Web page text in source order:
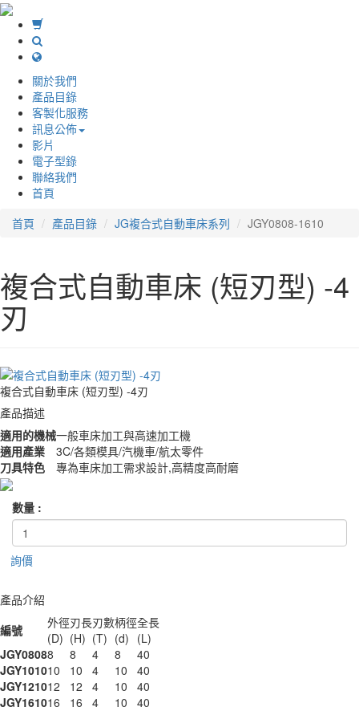
關於我們
產品目錄
客製化服務
訊息公佈
影片
電子型錄
聯絡我們
首頁
首頁
產品目錄 JG複合式自動車床系列 JGY0808-1610
複合式自動車床 (短刃型) -4
刃
複合式自動車床 (短刃型) -4刃
產品描述
適用的機械一般車床加工與高速加工機
適用產業
3C/各類模具/汽機車/航太零件
刀具特色
專為車床加工需求設計,高精度高耐磨
數量 :
詢價
產品介紹
編號
外徑
(D)
刃長
(H)
刃數
(T)
柄徑
(d)
全長
(L)
JGY08088 8 4 8
40
JGY101010 10 4 10
40
JGY121012 12 4 10
40
JGY161016 16 4 10 40